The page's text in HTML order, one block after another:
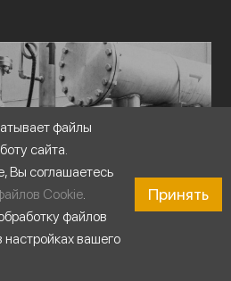
файлы
сайта.
Вы соглашаетесь
Cookie.
файлов
настройках вашего
Принять